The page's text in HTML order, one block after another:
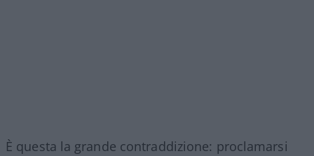
È questa la grande contraddizione: proclamarsi